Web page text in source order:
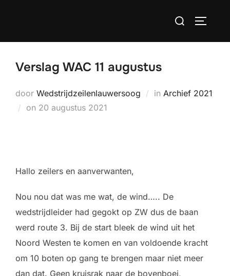
Zoek
Verslag WAC 11 augustus
door Wedstrijdzeilenlauwersoog in Archief 2021
on Geplaatst
20 augustus 2021
Hallo zeilers en aanverwanten,
Nou nou dat was me wat, de wind….. De
wedstrijdleider had gegokt op ZW dus de baan
werd route 3. Bij de start bleek de wind uit het
Noord Westen te komen en van voldoende kracht
om 10 boten op gang te brengen maar niet meer
dan dat. Geen kruisrak naar de bovenboei,